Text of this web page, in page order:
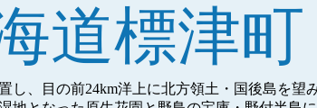
道標津町
、目の前24km洋上に北方領土・国後島を望